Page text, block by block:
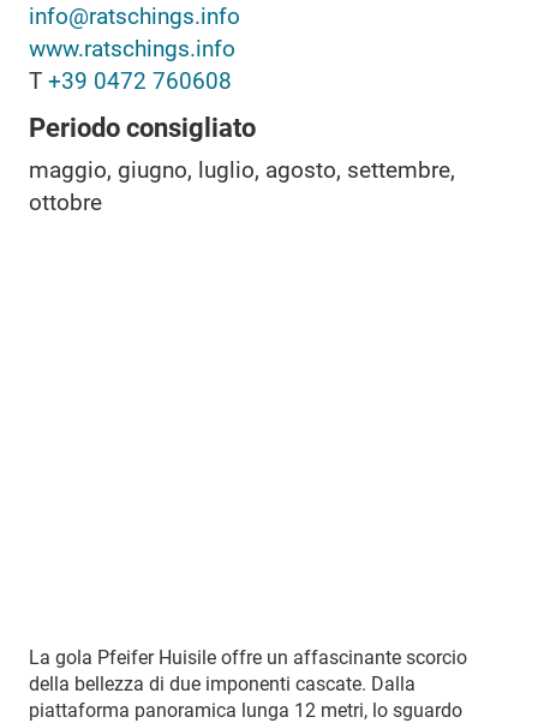
info@ratschings.info
www.ratschings.info
T +39 0472 760608
Periodo consigliato
maggio, giugno, luglio, agosto, settembre,
ottobre
La gola Pfeifer Huisile offre un affascinante scorcio
della bellezza di due imponenti cascate. Dalla
piattaforma panoramica lunga 12 metri, lo sguardo